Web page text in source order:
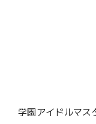
学園アイドルマス